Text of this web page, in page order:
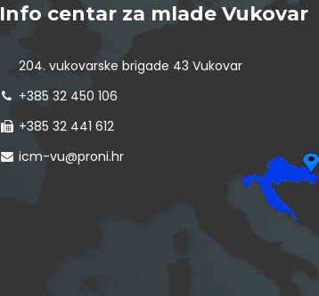
Info centar za mlade Vukovar
204. vukovarske brigade 43 Vukovar
+385 32 450 106
+385 32 441 612
icm-vu@proni.hr